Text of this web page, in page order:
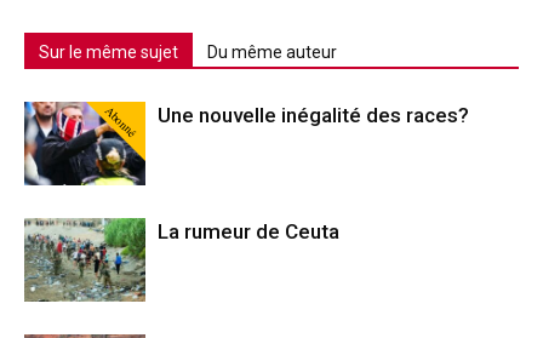
Sur le même sujet Du même auteur
Abonné Une nouvelle inégalité des races?
La rumeur de Ceuta